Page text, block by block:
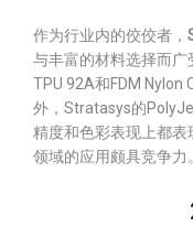
作为行业内的佼佼者，
与丰富的材料选择而广
TPU 92A和FDM Nylon
外，Stratasys的
精度和色彩表现上都
领域的应用颇具竞争力。